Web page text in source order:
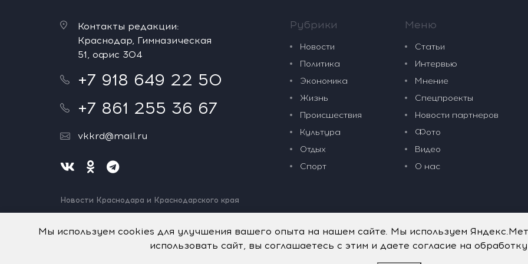
Контакты редакции:
Краснодар, Гимназическая
51, офис 304
+7 918 649 22 50
+7 861 255 36 67
vkkrd@mail.ru
Новости Краснодара и Краснодарского края
Нашли ошибку? Выделите и нажмите Ctrl+Enter.
Рубрики
Новости
Политика
Экономика
Жизнь
Происшествия
Культура
Отдых
Спорт
Меню
Статьи
Интервью
Мнение
Спецпроекты
Новости партнеров
Фото
Видео
О нас
Мы используем cookies для улучшения вашего опыта на нашем сайте. Мы используем
использовать сайт, вы соглашаетесь с этим и даете согласие на